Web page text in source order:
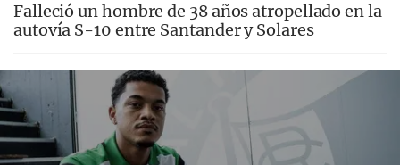
Falleció un hombre de 38 años atropellado en la
autovía S-10 entre Santander y Solares